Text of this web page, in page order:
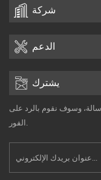
شركة
الدعم
يشترك
وسوف نقوم بالرد على
الفور.